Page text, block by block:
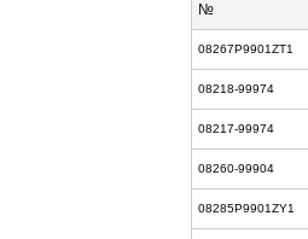
№
08267P9901ZT1
08218-99974
08217-99974
08260-99904
08285P9901ZY1